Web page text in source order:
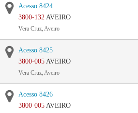
Acesso 8424
3800-132 AVEIRO
Vera Cruz, Aveiro
Acesso 8425
3800-005 AVEIRO
Vera Cruz, Aveiro
Acesso 8426
3800-005 AVEIRO